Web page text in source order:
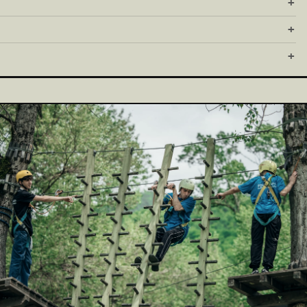
+
+
03